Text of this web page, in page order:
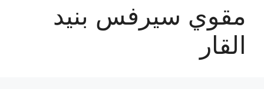
مقوي سيرفس بنيد
القار